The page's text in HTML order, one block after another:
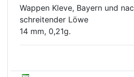
Wappen Kleve, Bayern und
schreitender Löwe
14 mm, 0,21g.